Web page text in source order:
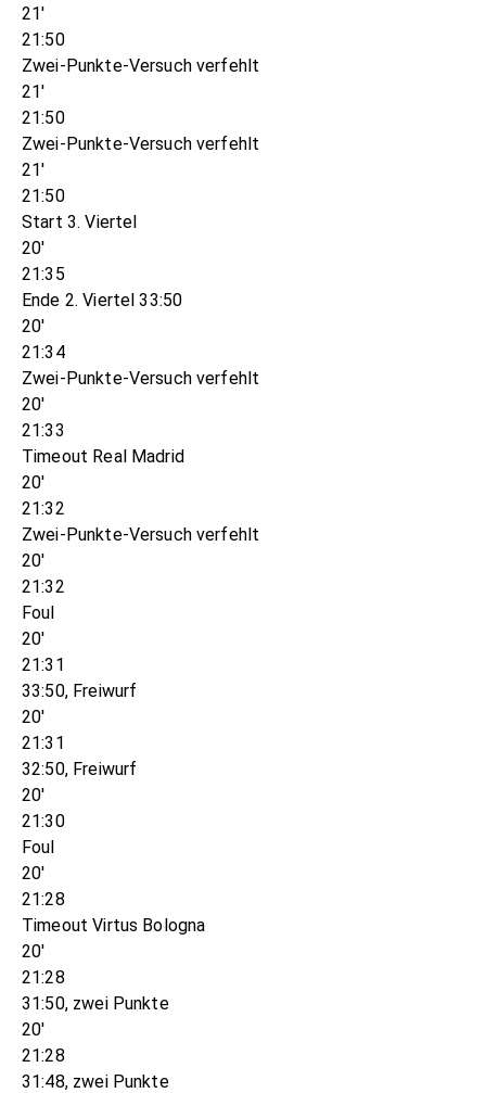
21'
21:50
Zwei-Punkte-Versuch verfehlt
21'
21:50
Zwei-Punkte-Versuch verfehlt
21'
21:50
Start 3. Viertel
20'
21:35
Ende 2. Viertel 33:50
20'
21:34
Zwei-Punkte-Versuch verfehlt
20'
21:33
Timeout Real Madrid
20'
21:32
Zwei-Punkte-Versuch verfehlt
20'
21:32
Foul
20'
21:31
33:50, Freiwurf
20'
21:31
32:50, Freiwurf
20'
21:30
Foul
20'
21:28
Timeout Virtus Bologna
20'
21:28
31:50, zwei Punkte
20'
21:28
31:48, zwei Punkte